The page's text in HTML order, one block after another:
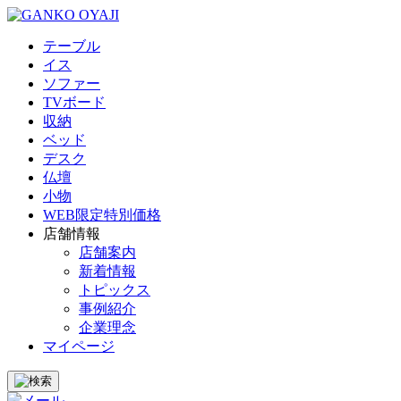
テーブル
イス
ソファー
TVボード
収納
ベッド
デスク
仏壇
小物
WEB限定特別価格
店舗情報
店舗案内
新着情報
トピックス
事例紹介
企業理念
マイページ